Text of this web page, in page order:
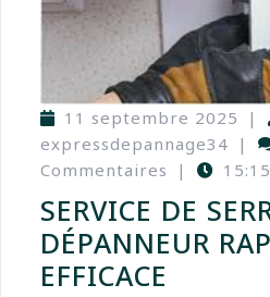
11 septembre 2025
|
expressdepannage34 |
Commentaires
| 15:15
SERVICE DE
DÉPANNEUR
EFFICACE